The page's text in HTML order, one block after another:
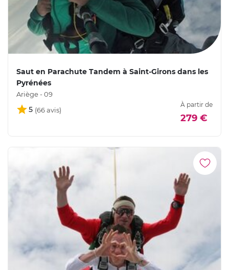
Saut en Parachute Tandem à Saint-Girons dans les
Pyrénées
Ariège - 09
5
À partir de
279 €